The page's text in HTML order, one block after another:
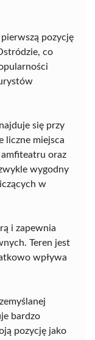
pozycję
co
się przy
liczne miejsca
oraz
wygodny
w
i zapewnia
Teren jest
wpływa
bardzo
pozycję jako